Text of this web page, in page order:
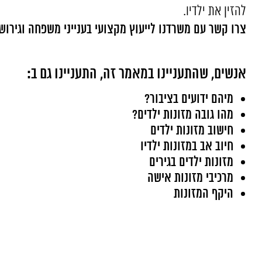
להזין את ילדיו.
צרו קשר עם משרדנו לייעוץ מקצועי בענייני משפחה
אנשים, שהתעניינו במאמר זה, התעניינו גם ב:
מיהם ידועים בציבור?
מהו גובה מזונות ילדים?
חישוב מזונות ילדים
חיוב אב במזונות ילדיו
מזונות ילדים בגירים
מרכיבי מזונות אישה
היקף המזונות